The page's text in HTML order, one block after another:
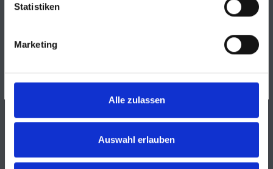
Statistiken
Marketing
Alle zulassen
Auswahl erlauben
Verbraucher: https://ec.europa.eu/consumers/odr/. Wir sind
Verbraucherschlichtungsstelle teilzunehmen.
Read More »
S